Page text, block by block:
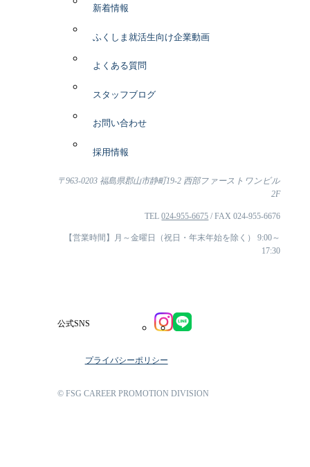
新着情報
ふくしま就活生向け企業動画
よくある質問
スタッフブログ
お問い合わせ
採用情報
〒963-0203 福島県郡山市静町19-2 西部ファーストワンビル
2F
TEL024-955-6675 / FAX 024-955-6676
【営業時間】月～金曜日（祝日・年末年始を除く） 9:00～
17:30
公式SNS
プライバシーポリシー
© FSG CAREER PROMOTION DIVISION